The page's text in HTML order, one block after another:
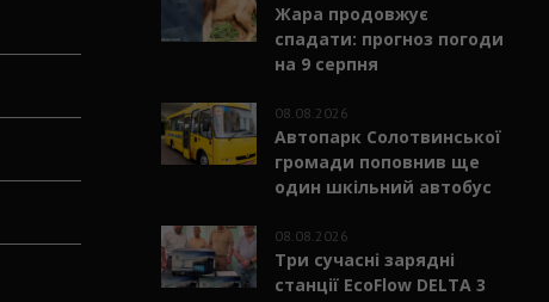
Жара продовжує
спадати: прогноз погоди
на 9 серпня
08.08.2026
Автопарк Солотвинської
громади поповнив ще
один шкільний автобус
08.08.2026
Три сучасні зарядні
станції EcoFlow DELTA 3